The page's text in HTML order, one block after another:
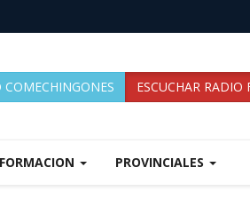
COMECHINGONES ESCUCHAR RADIO
PROVINCIALES